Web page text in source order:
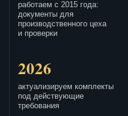
работаем с 2015 года:
документы для
производственного цеха
и проверки
2026
актуализируем комплекты
под действующие
требования